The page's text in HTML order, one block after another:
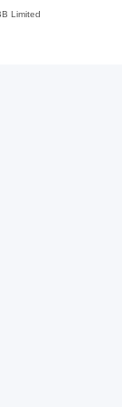
Limited